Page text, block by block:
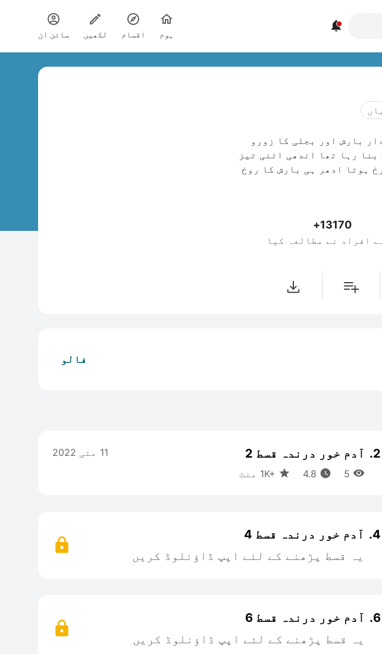

ہوم اقسام لکھیں سائن ان
بارش اور بجلی کا زورو
رہا تھا اندھی اتنی تیز
ہوتا ادھر ہی بارش کا روخ
13170+
افراد نے مطالعہ کیا
فالو
2. آدم خور درندہ قسط 2

 4.8  5 منٹ
11 مئی 2022
4.
آدم خور درندہ قسط 4
یہ قسط پڑھنے کے لئے اپپ ڈاؤنلوڈ کریں
6.
آدم خور درندہ قسط 6
یہ قسط پڑھنے کے لئے اپپ ڈاؤنلوڈ کریں